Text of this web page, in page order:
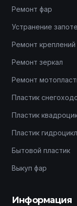
Ремонт фар
Устранение
Ремонт креплений
Ремонт зеркал
Ремонт
Пластик
Пластик
Пластик
Бытовой пластик
Выкуп фар
Информация